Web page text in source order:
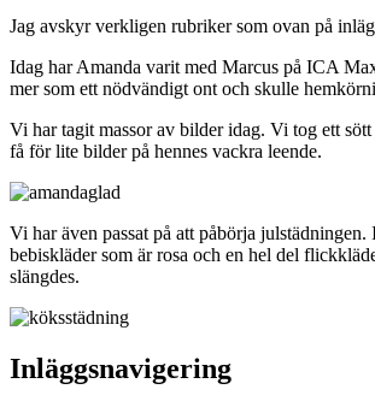
Jag avskyr verkligen rubriker som ovan på
Idag har Amanda varit med Marcus på ICA
mer som ett nödvändigt ont och skulle
Vi har tagit massor av bilder idag. Vi tog ett
få för lite bilder på hennes vackra leende.
Vi har även passat på att påbörja
bebiskläder som är rosa och en hel del
slängdes.
Inläggsnavigering